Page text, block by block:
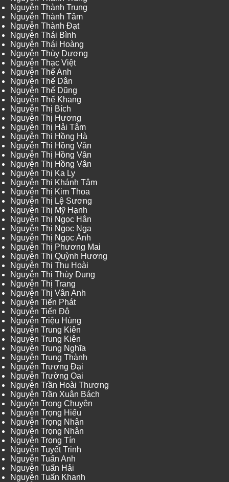
Nguyễn Thành Trung
Nguyễn Thành Tâm
Nguyễn Thành Đạt
Nguyễn Thái Bình
Nguyễn Thái Hoàng
Nguyễn Thùy Dương
Nguyễn Thạc Việt
Nguyễn Thế Anh
Nguyễn Thế Dân
Nguyễn Thế Dũng
Nguyễn Thế Khang
Nguyễn Thị Bích
Nguyễn Thị Hương
Nguyễn Thị Hải Tâm
Nguyễn Thị Hồng Hà
Nguyễn Thị Hồng Vân
Nguyễn Thị Hồng Vân
Nguyễn Thị Hồng Vân
Nguyễn Thị Ka Ly
Nguyễn Thị Khánh Tâm
Nguyễn Thị Kim Thoa
Nguyễn Thị Lệ Sương
Nguyễn Thị Mỹ Hạnh
Nguyễn Thị Ngọc Hân
Nguyễn Thị Ngọc Nga
Nguyễn Thị Ngọc Ánh
Nguyễn Thị Phương Mai
Nguyễn Thị Quỳnh Hương
Nguyễn Thị Thu Hoài
Nguyễn Thị Thùy Dung
Nguyễn Thị Trang
Nguyễn Thị Vân Anh
Nguyễn Tiến Phát
Nguyễn Tiến Độ
Nguyễn Triệu Hùng
Nguyễn Trung Kiên
Nguyễn Trung Kiên
Nguyễn Trung Nghĩa
Nguyễn Trung Thành
Nguyễn Trương Đại
Nguyễn Trường Oai
Nguyễn Trần Hoài Thương
Nguyễn Trần Xuân Bách
Nguyễn Trọng Chuyên
Nguyễn Trọng Hiếu
Nguyễn Trọng Nhân
Nguyễn Trọng Nhân
Nguyễn Trọng Tín
Nguyễn Tuyết Trinh
Nguyễn Tuấn Anh
Nguyễn Tuấn Hải
Nguyễn Tuấn Khanh